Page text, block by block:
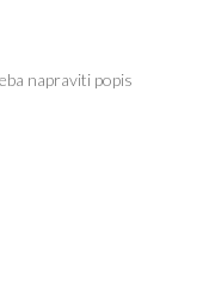
napraviti popis